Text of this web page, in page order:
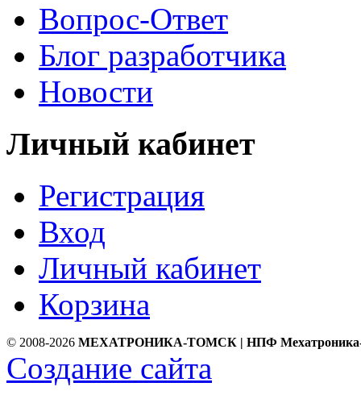
Вопрос-Ответ
Блог разработчика
Новости
Личный кабинет
Регистрация
Вход
Личный кабинет
Корзина
© 2008-2026 МЕХАТРОНИКА-ТОМСК | НПФ
Создание сайта